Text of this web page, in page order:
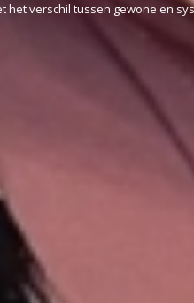
verschil tussen gewone en